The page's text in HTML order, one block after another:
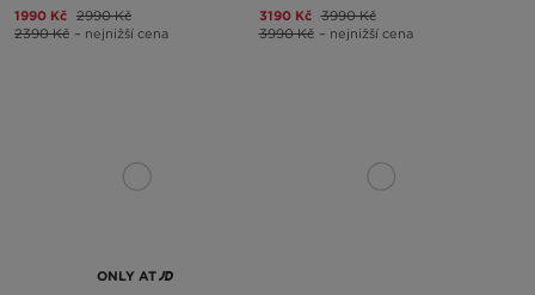
1990 Kč 2990 Kč
2390 Kč – nejnižší cena
3190 Kč 3990 Kč
3990 Kč – nejnižší cena
ONLY AT